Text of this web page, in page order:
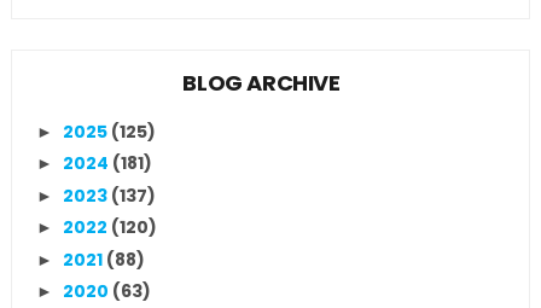
BLOG ARCHIVE
► 2025 (125)
► 2024 (181)
► 2023 (137)
► 2022 (120)
► 2021 (88)
► 2020 (63)